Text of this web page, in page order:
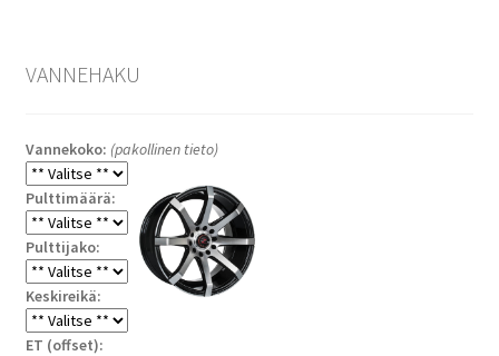
VANNEHAKU
Vannekoko: (pakollinen tieto)
Pulttimäärä:
Pulttijako:
Keskireikä:
ET (offset):